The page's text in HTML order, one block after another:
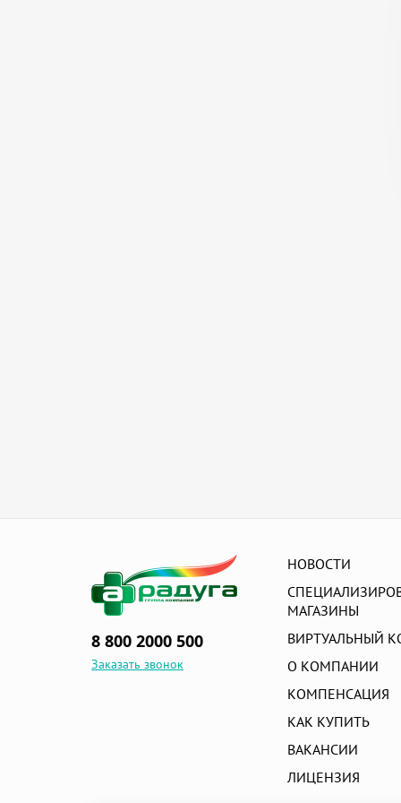
8 800 2000 500
Заказать звонок
НОВОСТИ
МАГАЗИНЫ
ВИРТУАЛЬНЫЙ
О КОМПАНИИ
КОМПЕНСАЦИЯ
КАК КУПИТЬ
ВАКАНСИИ
ЛИЦЕНЗИЯ